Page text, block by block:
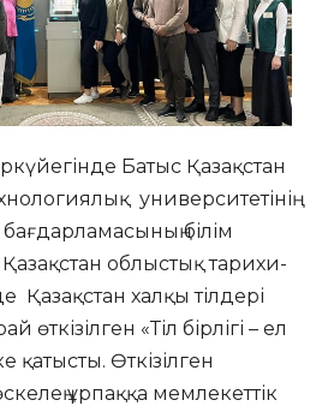
Батыс Қазақстан
университетінің
білім
облыстық тарихи-
Қазақстан халқы тілдері
өткізілген «Тіл бірлігі – ел
қатысты. Өткізілген
ұрпаққа мемлекеттік